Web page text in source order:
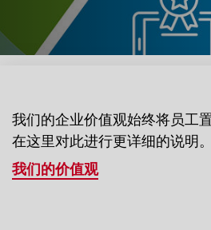
我们的企业价值观始终将员工
在这里对此进行更详细的说明。
我们的价值观